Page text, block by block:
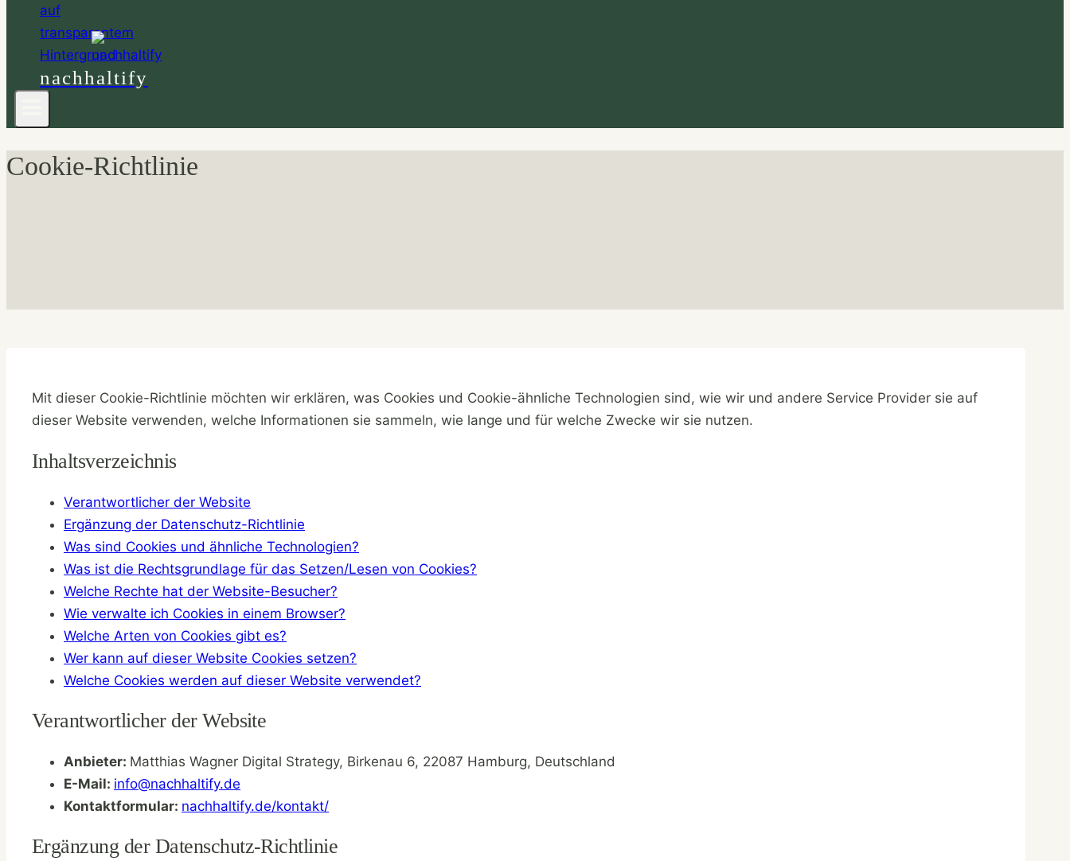
nachhaltify
Cookie-Richtlinie
Mit dieser Cookie-Richtlinie möchten wir erklären, was Cookies und Cookie-ähnliche Technologien sind, wie wir und andere Service Provider sie auf
dieser Website verwenden, welche Informationen sie sammeln, wie lange und für welche Zwecke wir sie nutzen.
Inhaltsverzeichnis
Verantwortlicher der Website
Ergänzung der Datenschutz-Richtlinie
Was sind Cookies und ähnliche Technologien?
Was ist die Rechtsgrundlage für das Setzen/Lesen von Cookies?
Welche Rechte hat der Website-Besucher?
Wie verwalte ich Cookies in einem Browser?
Welche Arten von Cookies gibt es?
Wer kann auf dieser Website Cookies setzen?
Welche Cookies werden auf dieser Website verwendet?
Verantwortlicher der Website
Anbieter: Matthias Wagner Digital Strategy, Birkenau 6, 22087 Hamburg, Deutschland
E-Mail: info@nachhaltify.de
Kontaktformular: nachhaltify.de/kontakt/
Ergänzung der Datenschutz-Richtlinie